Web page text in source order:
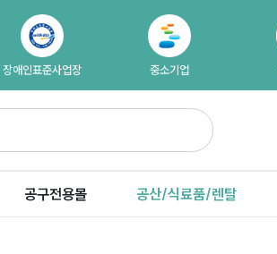
장애인표준사업장 중소기업
공구전용몰 공산/식료품/렌탈